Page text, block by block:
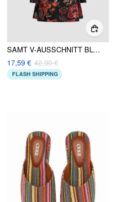
SAMT V-AUSSCHNITT BLUMEN MINI KLEID
17,59 € 42,90 €
FLASH SHIPPING